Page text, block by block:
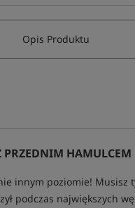
Opis Produktu
PRZEDNIM HAMULCEM
innym poziomie!
podczas największych